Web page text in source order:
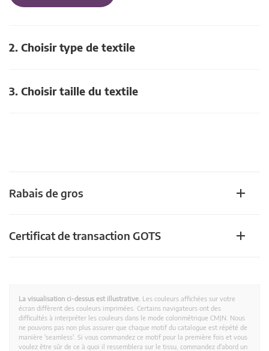
2. Choisir type de textile
3. Choisir taille du textile
Rabais de gros
Certificat de transaction GOTS
La visualisation ci-dessus est illustrative. Les couleurs affichées sur votre
écran diffèrent des couleurs imprimées. Certains navigateurs ont des
difficultés à interpréter les couleurs dans le mode colorimétrique CMJN. Nous
ne pouvons pas non plus assurer que chaque motif du catalogue est répété de
manière 'seamless'. Si vous commandez ce motif pour la première fois et vous
voulez être sûr de ce à quoi il ressemblera sur le tissu, commandez d'abord un